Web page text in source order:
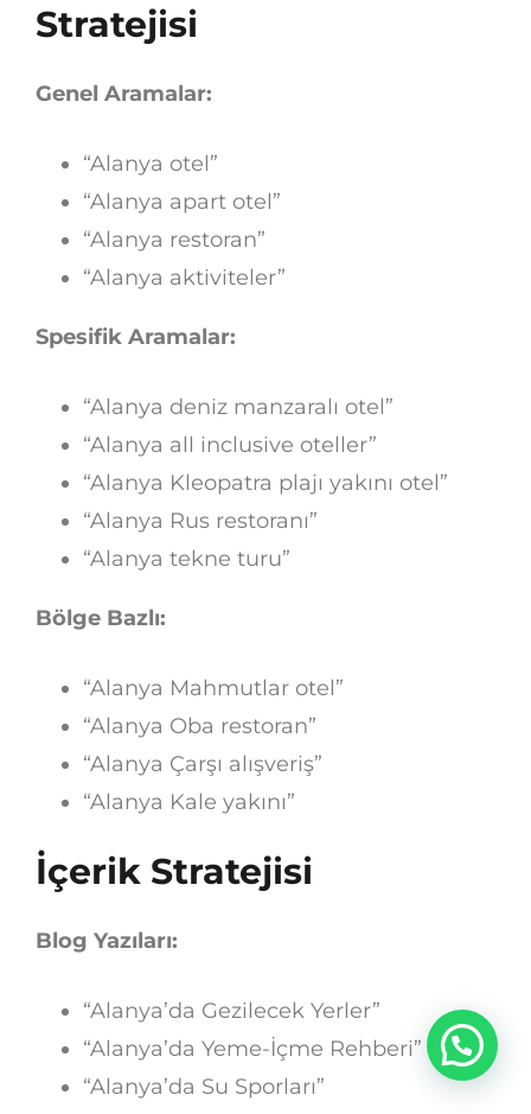
Stratejisi
Genel Aramalar:
“Alanya otel”
“Alanya apart otel”
“Alanya restoran”
“Alanya aktiviteler”
Spesifik Aramalar:
“Alanya deniz manzaralı otel”
“Alanya all inclusive oteller”
“Alanya Kleopatra plajı yakını otel”
“Alanya Rus restoranı”
“Alanya tekne turu”
Bölge Bazlı:
“Alanya Mahmutlar otel”
“Alanya Oba restoran”
“Alanya Çarşı alışveriş”
“Alanya Kale yakını”
İçerik Stratejisi
Blog Yazıları:
“Alanya’da Gezilecek Yerler”
“Alanya’da Yeme-İçme Rehberi”
“Alanya’da Su Sporları”